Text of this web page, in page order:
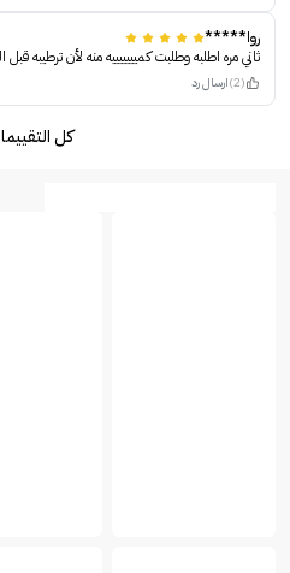
روا*****
ثاني مره اطلبه وطلبت كميييييييه منه لأن ترطيبه
(2) ارسال رد
كل